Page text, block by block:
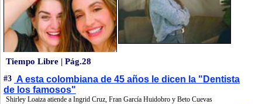
Tiempo Libre | Pág.28
#3 A esta colombiana de 45 años le dicen la "Dentista
de los famosos"
Shirley Loaiza atiende a Ingrid Cruz, Fran García Huidobro y Beto Cuevas